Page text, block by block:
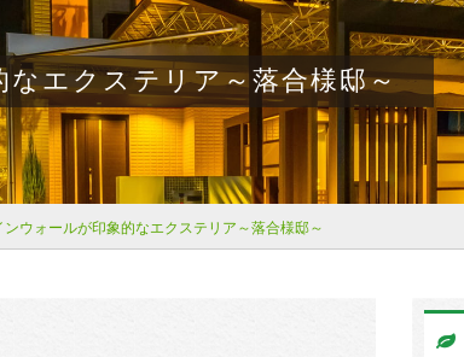
エクステリア～落合様邸～
ウォールが印象的なエクステリア～落合様邸～